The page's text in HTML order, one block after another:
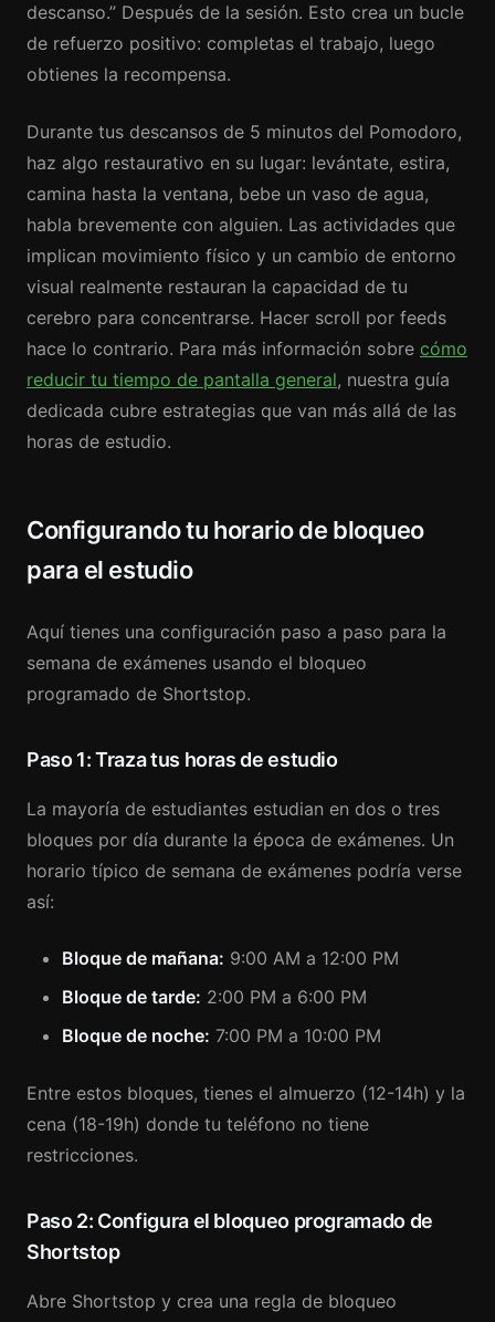
descanso.” Después de la sesión. Esto crea un bucle
de refuerzo positivo: completas el trabajo, luego
obtienes la recompensa.
Durante tus descansos de 5 minutos del Pomodoro,
haz algo restaurativo en su lugar: levántate, estira,
camina hasta la ventana, bebe un vaso de agua,
habla brevemente con alguien. Las actividades que
implican movimiento físico y un cambio de entorno
visual realmente restauran la capacidad de tu
cerebro para concentrarse. Hacer scroll por feeds
hace lo contrario. Para más información sobre cómo
reducir tu tiempo de pantalla general, nuestra guía
dedicada cubre estrategias que van más allá de las
horas de estudio.
Configurando tu horario de bloqueo
para el estudio
Aquí tienes una configuración paso a paso para la
semana de exámenes usando el bloqueo
programado de Shortstop.
Paso 1: Traza tus horas de estudio
La mayoría de estudiantes estudian en dos o tres
bloques por día durante la época de exámenes. Un
horario típico de semana de exámenes podría verse
así:
Bloque de mañana: 9:00 AM a 12:00 PM
Bloque de tarde: 2:00 PM a 6:00 PM
Bloque de noche: 7:00 PM a 10:00 PM
Entre estos bloques, tienes el almuerzo (12-14h) y la
cena (18-19h) donde tu teléfono no tiene
restricciones.
Paso 2: Configura el bloqueo programado de
Shortstop
Abre Shortstop y crea una regla de bloqueo